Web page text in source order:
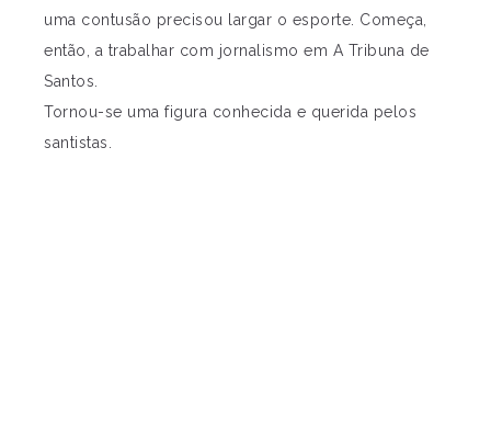
uma contusão precisou largar o esporte. Começa,
então, a trabalhar com jornalismo em A Tribuna de
Santos.
Tornou-se uma figura conhecida e querida pelos
santistas.